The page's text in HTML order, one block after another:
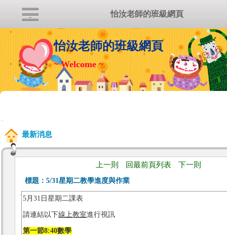
怡汝老師的班級網頁
~ Welcome ~
:::
最新消息
上一則 回最前頁列表 下一則
標題：5/31星期二教學進度與作業
5月31日星期二課表
請連結以下線上教室進行視訊
第一節8:40數學
怡汝老師的班級網頁